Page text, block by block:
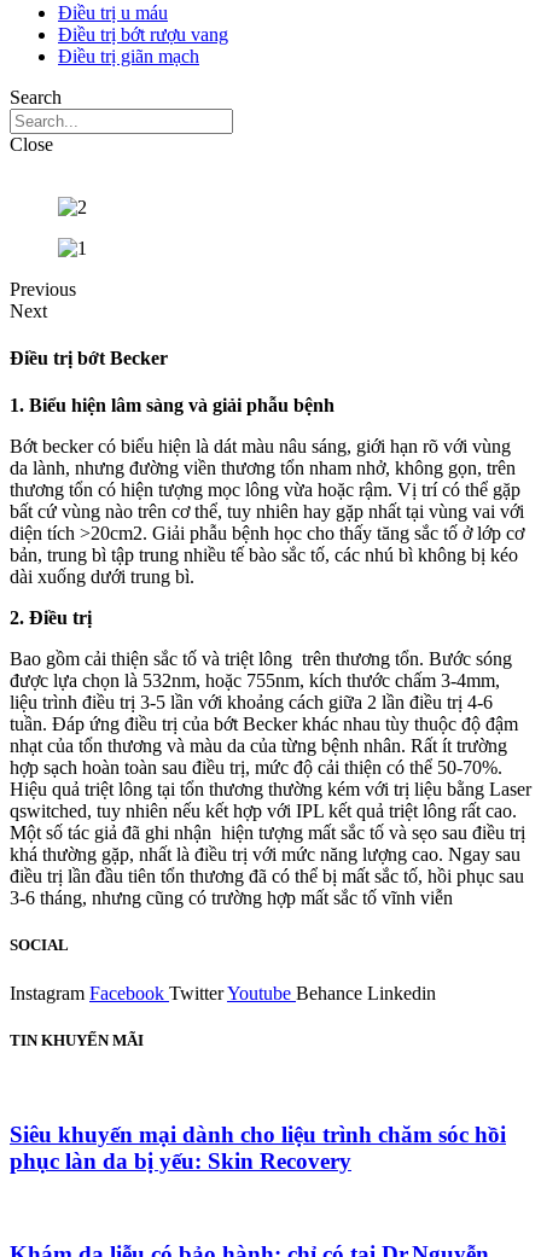
Điều trị u máu
Điều trị bớt rượu vang
Điều trị giãn mạch
Search
Close
Previous
Next
Điều trị bớt Becker
1. Biểu hiện lâm sàng và giải phẫu bệnh
Bớt becker có biểu hiện là dát màu nâu sáng, giới hạn rõ với vùng
da lành, nhưng đường viền thương tổn nham nhở, không gọn, trên
thương tổn có hiện tượng mọc lông vừa hoặc rậm. Vị trí có thể gặp
bất cứ vùng nào trên cơ thể, tuy nhiên hay gặp nhất tại vùng vai với
diện tích >20cm2. Giải phẫu bệnh học cho thấy tăng sắc tố ở lớp cơ
bản, trung bì tập trung nhiều tế bào sắc tố, các nhú bì không bị kéo
dài xuống dưới trung bì.
2. Điều trị
Bao gồm cải thiện sắc tố và triệt lông trên thương tổn. Bước sóng
được lựa chọn là 532nm, hoặc 755nm, kích thước chấm 3-4mm,
liệu trình điều trị 3-5 lần với khoảng cách giữa 2 lần điều trị 4-6
tuần. Đáp ứng điều trị của bớt Becker khác nhau tùy thuộc độ đậm
nhạt của tổn thương và màu da của từng bệnh nhân. Rất ít trường
hợp sạch hoàn toàn sau điều trị, mức độ cải thiện có thể 50-70%.
Hiệu quả triệt lông tại tổn thương thường kém với trị liệu bằng Laser
qswitched, tuy nhiên nếu kết hợp với IPL kết quả triệt lông rất cao.
Một số tác giả đã ghi nhận hiện tượng mất sắc tố và sẹo sau điều trị
khá thường gặp, nhất là điều trị với mức năng lượng cao. Ngay sau
điều trị lần đầu tiên tổn thương đã có thể bị mất sắc tố, hồi phục sau
3-6 tháng, nhưng cũng có trường hợp mất sắc tố vĩnh viễn
SOCIAL
Instagram Facebook TwitterYoutube Behance Linkedin
TIN KHUYẾN MÃI
Siêu khuyến mại dành cho liệu trình chăm sóc hồi
phục làn da bị yếu: Skin Recovery